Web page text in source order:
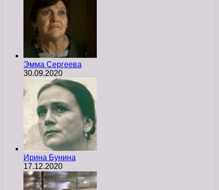
Эмма Сергеева
30.09.2020
Ирина Бунина
17.12.2020